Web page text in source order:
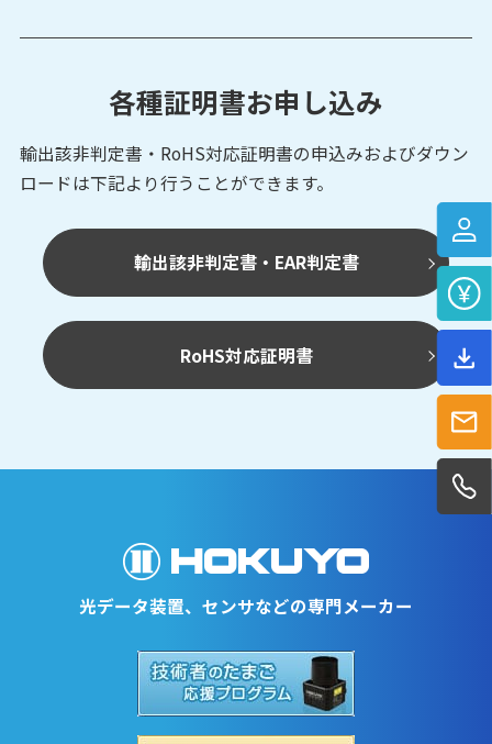
各種証明書お申し込み
輸出該非判定書・RoHS対応証明書の申込みおよびダウン
ロードは下記より行うことができます。
輸出該非判定書・EAR判定書
RoHS対応証明書
光データ装置、センサなどの専門メーカー